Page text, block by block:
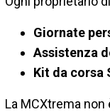
Giornate
Assistenza
Kit da corsa
La MCXtrema